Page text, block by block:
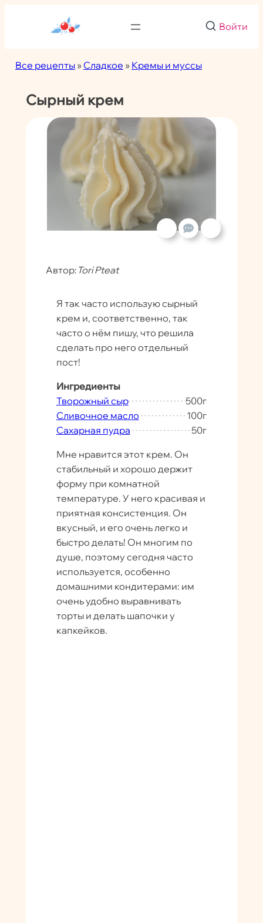
Войти
Все рецепты»Сладкое » Кремы и муссы
Сырный крем
Автор: Tori Pteat
Я так часто использую сырный
крем и, соответственно, так
часто о нём пишу, что решила
сделать про него отдельный
пост!
Ингредиенты
Творожный сыр
500г
Сливочное масло
100г
Сахарная пудра
50г
Мне нравится этот крем. Он
стабильный и хорошо держит
форму при комнатной
температуре. У него красивая и
приятная консистенция. Он
вкусный, и его очень легко и
быстро делать! Он многим по
душе, поэтому сегодня часто
используется, особенно
домашними кондитерами: им
очень удобно выравнивать
торты и делать шапочки у
капкейков.